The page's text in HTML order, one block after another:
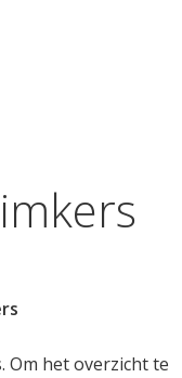
Om het overzicht te